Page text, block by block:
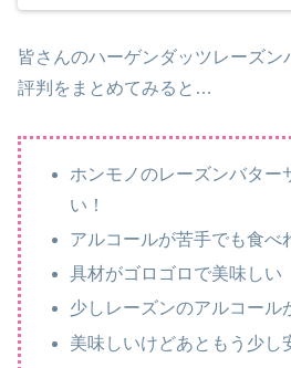
皆さんのハーゲンダッツレーズ
評判をまとめてみると…
ホンモノのレーズンバター
い！
アルコールが苦手でも食べ
具材がゴロゴロで美味しい
少しレーズンのアルコール
美味しいけどあともう少